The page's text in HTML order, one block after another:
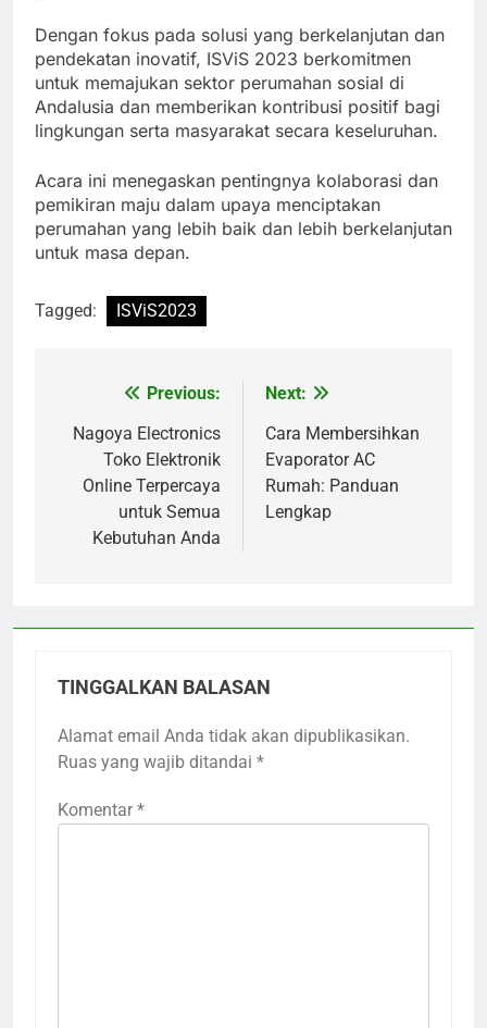
Dengan fokus pada solusi yang berkelanjutan dan
pendekatan inovatif, ISViS 2023 berkomitmen
untuk memajukan sektor perumahan sosial di
Andalusia dan memberikan kontribusi positif bagi
lingkungan serta masyarakat secara keseluruhan.
Acara ini menegaskan pentingnya kolaborasi dan
pemikiran maju dalam upaya menciptakan
perumahan yang lebih baik dan lebih berkelanjutan
untuk masa depan.
Tagged: ISViS2023
Navigasi
pos
Previous:
Nagoya Electronics
Toko Elektronik
Online Terpercaya
untuk Semua
Kebutuhan Anda
Next:
Cara Membersihkan
Evaporator AC
Rumah: Panduan
Lengkap
TINGGALKAN BALASAN
Alamat email Anda tidak akan dipublikasikan.
Ruas yang wajib ditandai *
Komentar *